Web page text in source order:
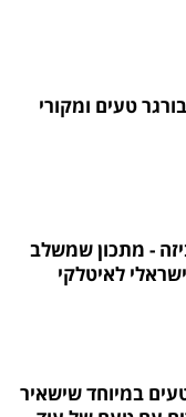
טעים ומקורי
- מתכון שמשלב
לאיטלקי
במיוחד שישאיר